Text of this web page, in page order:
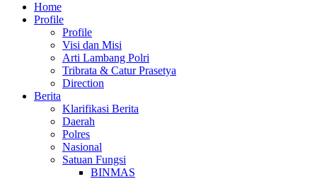
Home
Profile
Profile
Visi dan Misi
Arti Lambang Polri
Tribrata & Catur Prasetya
Direction
Berita
Klarifikasi Berita
Daerah
Polres
Nasional
Satuan Fungsi
BINMAS